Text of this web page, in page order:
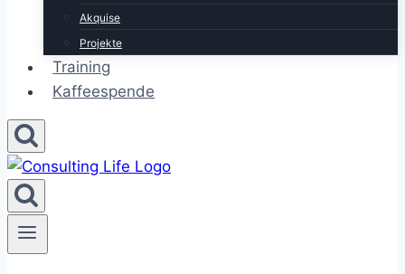
Akquise
Projekte
Training
Kaffeespende